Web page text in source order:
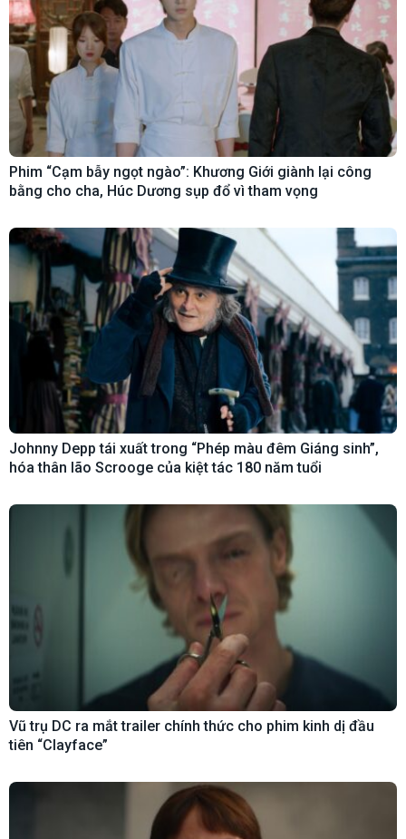
Phim “Cạm bẫy ngọt ngào”: Khương Giới giành lại công
bằng cho cha, Húc Dương sụp đổ vì tham vọng
Johnny Depp tái xuất trong “Phép màu đêm Giáng sinh”,
hóa thân lão Scrooge của kiệt tác 180 năm tuổi
Vũ trụ DC ra mắt trailer chính thức cho phim kinh dị đầu
tiên “Clayface”